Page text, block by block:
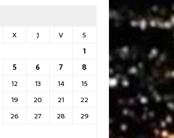
X J V
S
1
5 6 7
8
12 13 14
15
19 20 21
22
26 27 28
29